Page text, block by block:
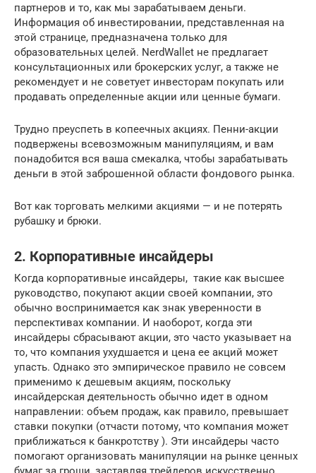
партнеров и то, как мы зарабатываем деньги.
Информация об инвестировании, представленная на
этой странице, предназначена только для
образовательных целей. NerdWallet не предлагает
консультационных или брокерских услуг, а также не
рекомендует и не советует инвесторам покупать или
продавать определенные акции или ценные бумаги.
Трудно преуспеть в копеечных акциях. Пенни-акции
подвержены всевозможным манипуляциям, и вам
понадобится вся ваша смекалка, чтобы зарабатывать
деньги в этой заброшенной области фондового рынка.
Вот как торговать мелкими акциями — и не потерять
рубашку и брюки.
2. Корпоративные инсайдеры
Когда корпоративные инсайдеры, такие как высшее
руководство, покупают акции своей компании, это
обычно воспринимается как знак уверенности в
перспективах компании. И наоборот, когда эти
инсайдеры сбрасывают акции, это часто указывает на
то, что компания ухудшается и цена ее акций может
упасть. Однако это эмпирическое правило не совсем
применимо к дешевым акциям, поскольку
инсайдерская деятельность обычно идет в одном
направлении: объем продаж, как правило, превышает
ставки покупки (отчасти потому, что компания может
приближаться к банкротству ). Эти инсайдеры часто
помогают организовать манипуляции на рынке ценных